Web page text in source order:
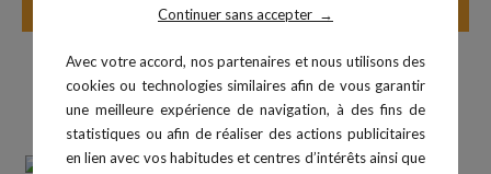
Continuer sans accepter →
Avec votre accord, nos partenaires et nous utilisons des
cookies ou technologies similaires afin de vous garantir
une meilleure expérience de navigation, à des fins de
statistiques ou afin de réaliser des actions publicitaires
en lien avec vos habitudes et centres d’intérêts ainsi que
Ajouter au panier Ajouter au panier